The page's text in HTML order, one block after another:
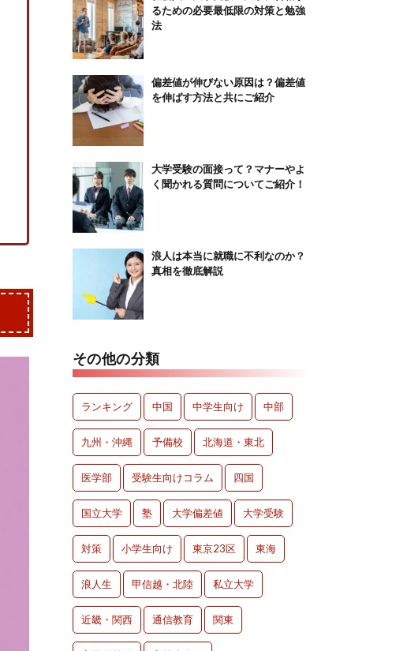
るための必要最低限の対策と勉強
法
偏差値が伸びない原因は？偏差値
を伸ばす方法と共にご紹介
大学受験の面接って？マナーやよ
く聞かれる質問についてご紹介！
浪人は本当に就職に不利なのか？
真相を徹底解説
その他の分類
ランキング 中国 中学生向け 中部
九州・沖縄 予備校 北海道・東北
医学部 受験生向けコラム 四国
国立大学 塾 大学偏差値 大学受験
対策 小学生向け 東京23区 東海
浪人生 甲信越・北陸 私立大学
近畿・関西 通信教育 関東